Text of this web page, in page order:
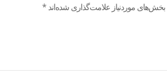
بخش‌های موردنیاز علامت‌گذاری شده‌اند *